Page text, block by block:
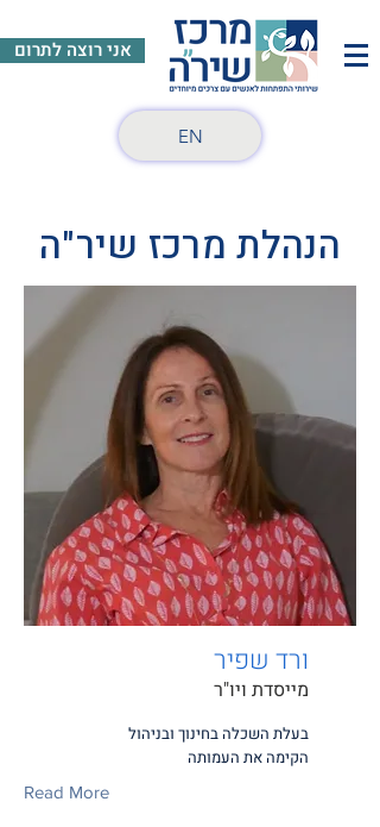
אני רוצה לתרום
EN
הנהלת מרכז שיר"ה
ורד שפיר
מייסדת ויו"ר
בעלת השכלה בחינוך ובניהול
הקימה את העמותה
Read More